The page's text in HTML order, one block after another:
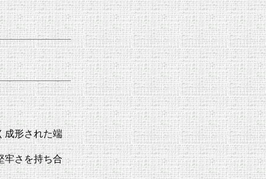
成形された端
牢さを持ち合